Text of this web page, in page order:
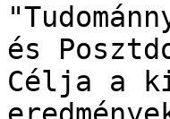
és
Célja a